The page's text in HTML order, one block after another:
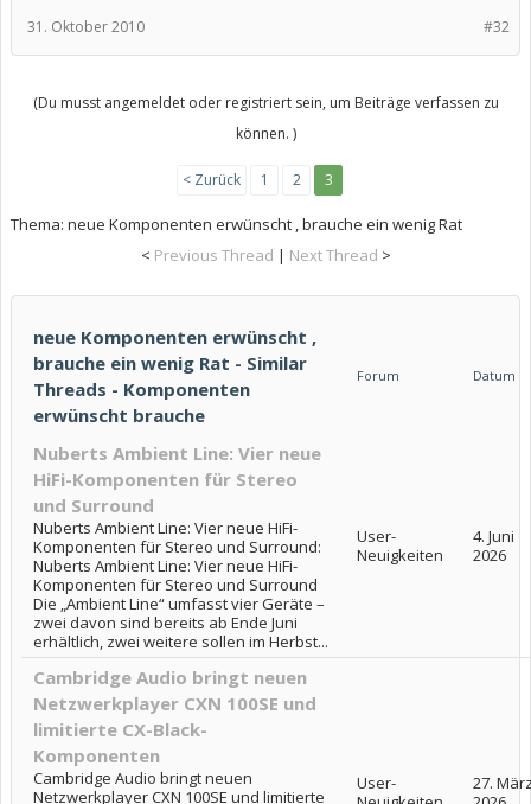
#32
31. Oktober 2010
(Du musst angemeldet oder registriert sein, um Beiträge verfassen zu
können. )
< Zurück 1 2 3
Thema: neue Komponenten erwünscht , brauche ein wenig Rat
< Previous Thread | Next Thread >
neue Komponenten erwünscht ,
brauche ein wenig Rat - Similar
Threads - Komponenten
erwünscht brauche
Forum Datum
Nuberts Ambient Line: Vier neue
HiFi-Komponenten für Stereo
und Surround
Nuberts Ambient Line: Vier neue HiFi-
Komponenten für Stereo und Surround:
Nuberts Ambient Line: Vier neue HiFi-
Komponenten für Stereo und Surround
Die „Ambient Line“ umfasst vier Geräte –
zwei davon sind bereits ab Ende Juni
erhältlich, zwei weitere sollen im Herbst...
User-
Neuigkeiten
4. Juni
2026
Cambridge Audio bringt neuen
Netzwerkplayer CXN 100SE und
limitierte CX-Black-
Komponenten
Cambridge Audio bringt neuen
Netzwerkplayer CXN 100SE und limitierte
User-
27.